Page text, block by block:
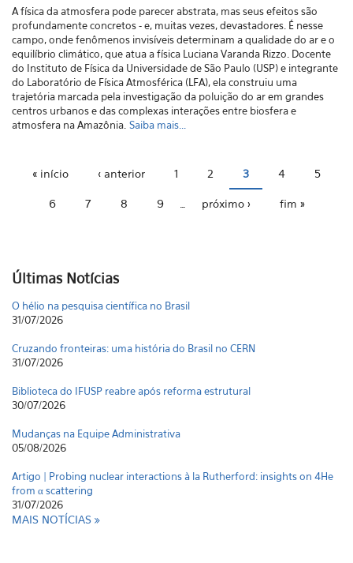
A física da atmosfera pode parecer abstrata, mas seus efeitos são
profundamente concretos - e, muitas vezes, devastadores. É nesse
campo, onde fenômenos invisíveis determinam a qualidade do ar e o
equilíbrio climático, que atua a física Luciana Varanda Rizzo. Docente
do Instituto de Física da Universidade de São Paulo (USP) e integrante
do Laboratório de Física Atmosférica (LFA), ela construiu uma
trajetória marcada pela investigação da poluição do ar em grandes
centros urbanos e das complexas interações entre biosfera e
atmosfera na Amazônia. Saiba mais...
Páginas
« início ‹ anterior 1 2 3 4 5
6 7 8 9 próximo › fim »
Últimas Notícias
31/07/2026
Cruzando fronteiras: uma história do Brasil no CERN
31/07/2026
Biblioteca do IFUSP reabre após reforma estrutural
30/07/2026
Mudanças na Equipe Administrativa
05/08/2026
Artigo | Probing nuclear interactions à la Rutherford: insights on 4He
from α scattering
O hélio na pesquisa científica no Brasil
31/07/2026
MAIS NOTÍCIAS